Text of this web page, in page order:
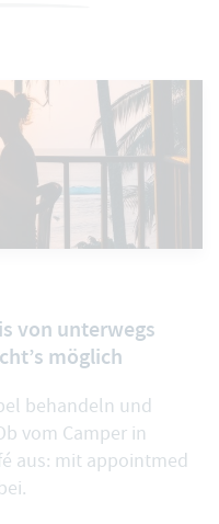
von unterwegs
möglich
behandeln und
vom Camper in
aus: mit appointmed